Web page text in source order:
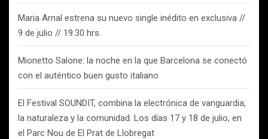
Maria Arnal estrena su nuevo single inédito en exclusiva //
9 de julio // 19:30 hrs.
Mionetto Salone: la noche en la que Barcelona se conectó
con el auténtico buen gusto italiano
El Festival SOUNDIT, combina la electrónica de vanguardia,
la naturaleza y la comunidad. Los días 17 y 18 de julio, en
el Parc Nou de El Prat de Llobregat